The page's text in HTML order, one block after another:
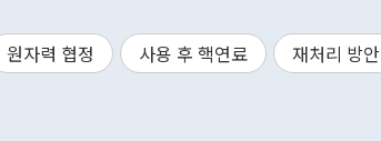
원자력 협정 사용 후 핵연료 재처리 방안